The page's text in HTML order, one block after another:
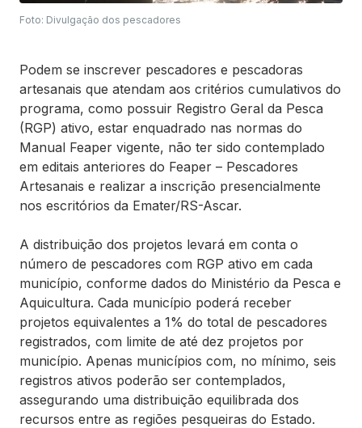
Foto: Divulgação dos pescadores
Podem se inscrever pescadores e pescadoras
artesanais que atendam aos critérios cumulativos do
programa, como possuir Registro Geral da Pesca
(RGP) ativo, estar enquadrado nas normas do
Manual Feaper vigente, não ter sido contemplado
em editais anteriores do Feaper – Pescadores
Artesanais e realizar a inscrição presencialmente
nos escritórios da Emater/RS-Ascar.
A distribuição dos projetos levará em conta o
número de pescadores com RGP ativo em cada
município, conforme dados do Ministério da Pesca e
Aquicultura. Cada município poderá receber
projetos equivalentes a 1% do total de pescadores
registrados, com limite de até dez projetos por
município. Apenas municípios com, no mínimo, seis
registros ativos poderão ser contemplados,
assegurando uma distribuição equilibrada dos
recursos entre as regiões pesqueiras do Estado.